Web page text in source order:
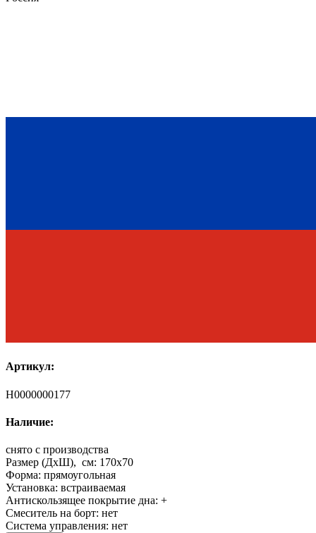
Артикул:
Н0000000177
Наличие:
снято с производства
Размер (ДхШ), см: 170x70
Форма: прямоугольная
Установка: встраиваемая
Антискользящее покрытие дна: +
Смеситель на борт: нет
Система управления: нет